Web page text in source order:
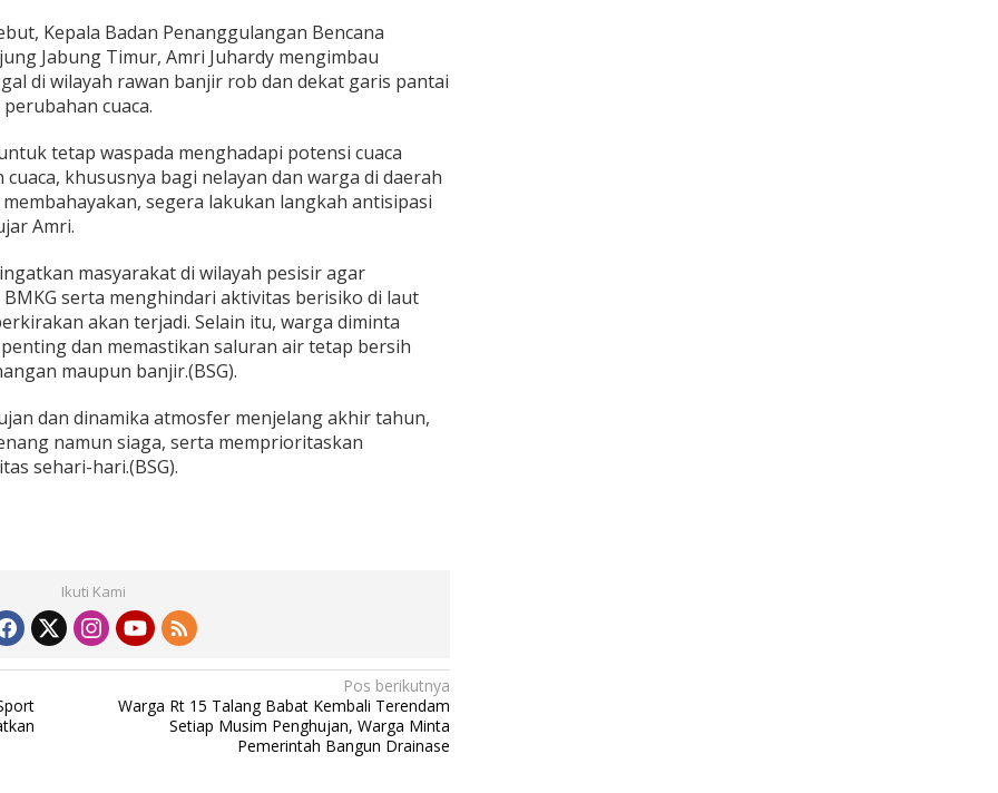
Kepala Badan Penanggulangan Bencana
Jabung Timur, Amri Juhardy mengimbau
di wilayah rawan banjir rob dan dekat garis pantai
cuaca.
tetap waspada menghadapi potensi cuaca
khususnya bagi nelayan dan warga di daerah
segera lakukan langkah antisipasi
Amri.
masyarakat di wilayah pesisir agar
serta menghindari aktivitas berisiko di laut
akan terjadi. Selain itu, warga diminta
dan memastikan saluran air tetap bersih
maupun banjir.(BSG).
dan dinamika atmosfer menjelang akhir tahun,
namun siaga, serta memprioritaskan
sehari-hari.(BSG).
Ikuti Kami
Pos berikutnya
Warga Rt 15 Talang Babat Kembali Terendam
Setiap Musim Penghujan, Warga Minta
Pemerintah Bangun Drainase